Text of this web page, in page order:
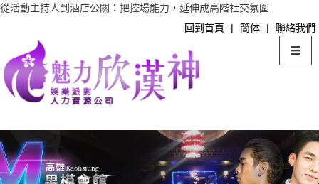
從活動主持人到酒店公關：把控場能力，延伸成高階社交氛圍
回到首頁
| 簡体 | 聯絡我們